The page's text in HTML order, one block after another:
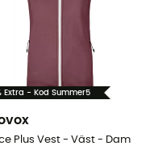
Extra - Kod Summer5
Plus Vest - Väst - Dam